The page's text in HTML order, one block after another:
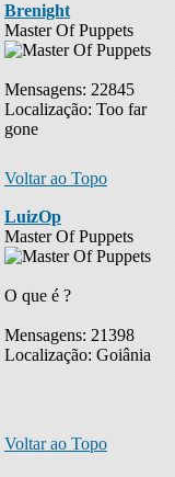
Brenight
Master Of Puppets
Mensagens: 22845
Localização: Too far
gone
Voltar ao Topo
LuizOp
Master Of Puppets
O que é ?
Mensagens: 21398
Localização: Goiânia
Voltar ao Topo